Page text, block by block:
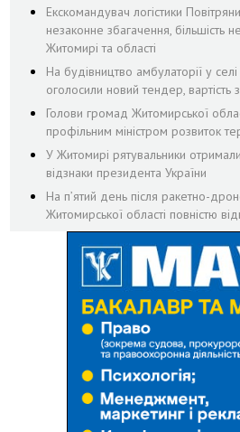
Екскомандувач логістики
незаконне збагачення, більшість
Житомирі та області
На будівництво амбулаторії у
оголосили новий тендер,
Голови громад Житомирської
профільним міністром розвиток
У Житомирі рятувальники
відзнаки президента України
На пʼятий день після ракетно-
Житомирської області повністю